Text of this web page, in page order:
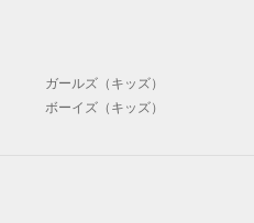
ガールズ（キッズ）
ボーイズ（キッズ）